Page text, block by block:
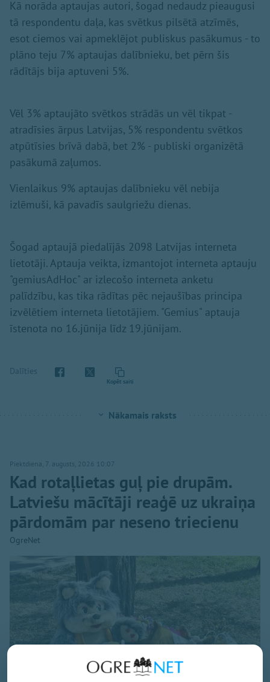
Kā norāda aptaujas autori, šogad nedaudz pieaugusi
tā respondentu daļa, kas svētkus pilsētā atzīmēs,
esot ciemos vai apmeklējot publiskus pasākumus - to
plāno teju 7% aptaujas dalībnieku, bet pērn šis
rādītājs bija aptuveni 5%.
Vēl 3% aptaujāto svētkos strādās un vēl tikpat -
atradīsies ārpus Latvijas, 5% respondentu svētkos
atpūtīsies brīvā dabā, bet 2% - publiski organizētā
pasākumā zaļumos.
Vienlaikus 9% aptaujas dalībnieku vēl nebija
izlēmuši, kā pavadīs saulgriežu dienas.
Šogad aptaujā piedalījās 2098 Latvijas interneta
lietotāji. Aptauja veikta, izmantojot interneta aptauju
"gemiusAdHoc" ar izlecošo interneta anketu
palīdzību, kas tika rādītas pēc nejaušības principa
izvēlētiem interneta lietotājiem. "Gemius" aptauja
īstenota no 16.jūnija līdz 19.jūnijam.
Dalīties
Kopēt saiti
Nākamais raksts
Piektdiena, 7. augusts, 2026 10:07
Kad rotaļlietas guļ pie drupām.
Latviešu mācītāji reaģē uz ukraiņa
pārdomām par neseno triecienu
OgreNet